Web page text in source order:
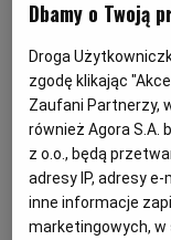
Brytanii i
katarskiego
został szefem
otwartym hotelu
porozmawiał o
pomysłach na
wegetariańskie
Dbamy o Twoją
Droga
zgodę klikając
Zaufani Partnerzy,
również Agora S.A.
z o.o., będą
adresy IP, adresy
inne informacje
marketingowych,